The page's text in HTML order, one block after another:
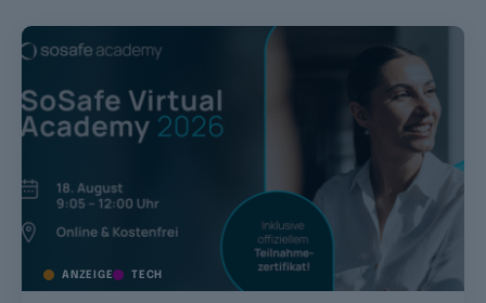
ANZEIGE TECH